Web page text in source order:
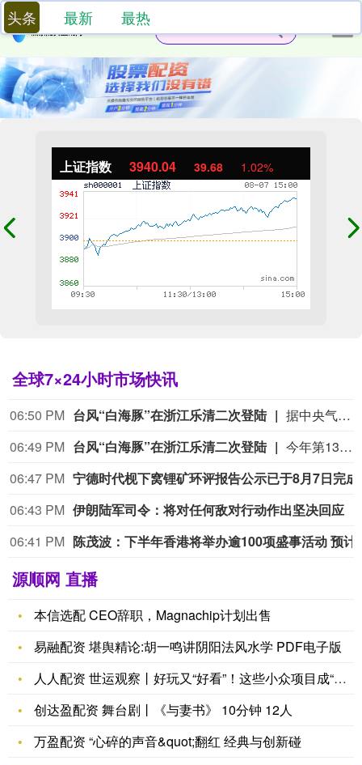
上证指数 3940.04 39.68 1.02%
全球7×24小时市场快讯
06:50 PM 台风“白海豚”在浙江乐清二次登陆
据中央气象台消息，今年第13号台风“白海豚”的中心已于今天（9日）下午18点40分前后在浙江省温州乐清市翁垟街道沿海再次登陆，登陆时中心附近最大风力有13级（38米/秒），中心最低气压为950百帕。
06:49 PM 台风“白海豚”在浙江乐清二次登陆
今年第13号台风“白海豚”的中心在浙江乐清二次登陆。（央视新闻）
06:47 PM
06:43 PM 伊朗陆军司令：将对任何敌对行动作出坚决回应
06:41 PM
源顺网 直播
本信选配 CEO辞职，Magnachip计划出售
易融配资 堪舆精论:胡一鸣讲阴阳法风水学 PDF电子版
人人配资 世运观察丨好玩又“好看”！这些小众项目成“黑马”
创达盈配资 舞台剧丨《与妻书》 10分钟 12人
万盈配资 “心碎的声音&quot;翻红 经典与创新碰
盛
FBI
头条 最新 最热